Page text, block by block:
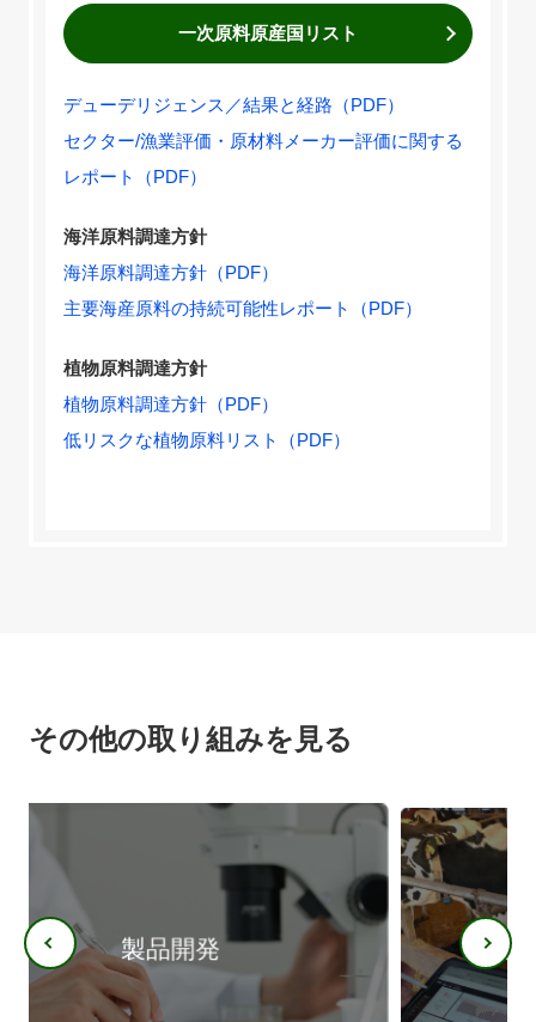
一次原料原産国リスト
デューデリジェンス／結果と経路（PDF）
セクター/漁業評価・原材料メーカー評価に関する
レポート（PDF）
海洋原料調達方針
海洋原料調達方針（PDF）
主要海産原料の持続可能性レポート（PDF）
植物原料調達方針
植物原料調達方針（PDF）
低リスクな植物原料リスト（PDF）
その他の取り組みを見る
農場現場でのIoT活用